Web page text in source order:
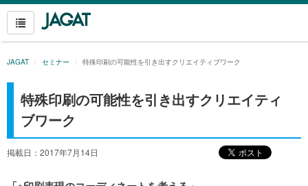
JAGAT セミナー 特殊印刷の可能性を引き出すクリエイティブワーク
特殊印刷の可能性を引き出すクリエイティ
ブワーク
掲載日：2017年7月14日